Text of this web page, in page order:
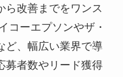
ら改善までをワンス
コーエプソンやザ・
ど、幅広い業界で導
募者数やリード獲得